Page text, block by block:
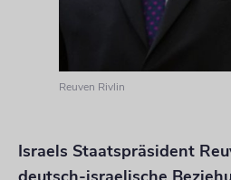
Reuven Rivlin
Israels Staatspräsident